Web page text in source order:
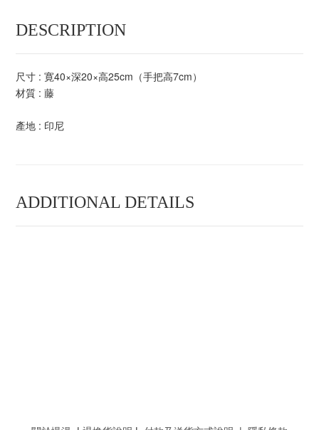
DESCRIPTION
尺寸 : 寛40×深20×高25cm（手把高7cm）
材質 : 藤
產地 : 印尼
ADDITIONAL DETAILS